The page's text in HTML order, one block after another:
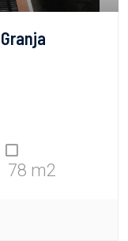
78 m2